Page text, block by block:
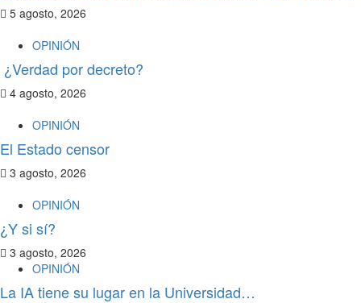
5 agosto, 2026
OPINIÓN
¿Verdad por decreto?
4 agosto, 2026
OPINIÓN
El Estado censor
3 agosto, 2026
OPINIÓN
¿Y si sí?
3 agosto, 2026
OPINIÓN
La IA tiene su lugar en la Universidad…